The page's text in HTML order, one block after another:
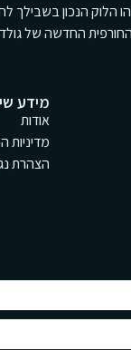
הלוק הנכון בשבילך
החורפית החדשה של
מידע
אודות
מדיניות
הצהרת